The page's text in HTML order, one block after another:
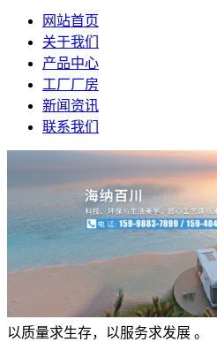
网站首页
关于我们
产品中心
工厂厂房
新闻资讯
联系我们
以质量求生存，以服务求发展 。